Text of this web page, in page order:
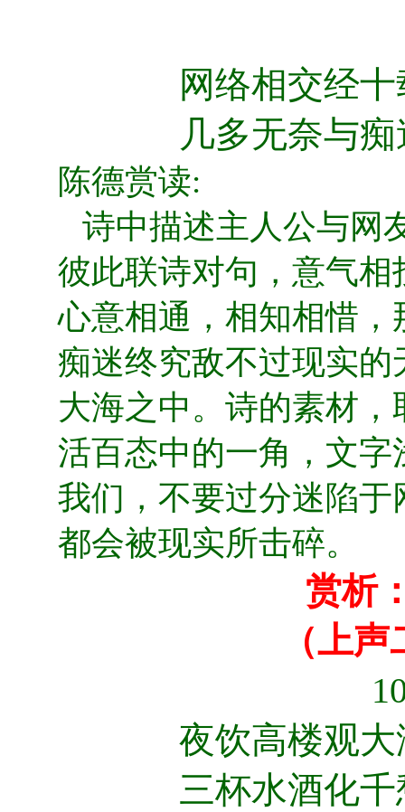
网络相交经
几多无奈与
陈德赏读:
诗中描述主人公与网
彼此联诗对句，意气
心意相通，相知相惜
痴迷终究敌不过现实
大海之中。诗的素材
活百态中的一角，文
我们，不要过分迷陷
都会被现实所击碎。
赏析
（上
夜饮高楼观
三杯水酒化